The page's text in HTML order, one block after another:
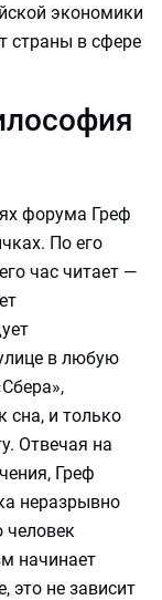
экономики
страны в сфере
форума Греф
По его
час читает —
в любую
сна, и только
Отвечая на
Греф
неразрывно
человек
начинает
это не зависит